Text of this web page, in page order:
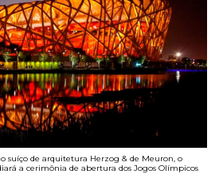
suíço de arquitetura Herzog & de Meuron, o
a cerimônia de abertura dos Jogos Olímpicos